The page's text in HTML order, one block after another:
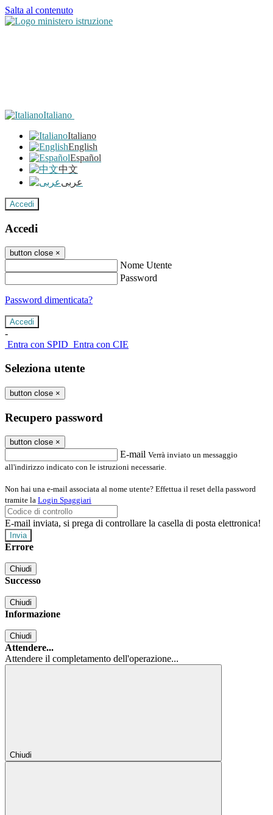
Salta al contenuto
Italiano
Italiano
English
Español
中文
عربى
Accedi
Accedi
button close ×
Nome Utente
Password
Password dimenticata?
-
Entra con SPID Entra con CIE
Seleziona utente
button close ×
Recupero password
button close ×
E-mail Verrà inviato un messaggio
all'indirizzo indicato con le istruzioni necessarie.
Non hai una e-mail associata al nome utente? Effettua il reset della password
tramite la Login Spaggiari
E-mail inviata, si prega di controllare la casella di posta elettronica!
Errore
Chiudi
Successo
Chiudi
Informazione
Chiudi
Attendere...
Attendere il completamento dell'operazione...
Chiudi